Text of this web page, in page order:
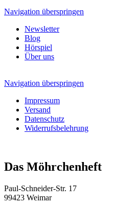
Navigation überspringen
Newsletter
Blog
Hörspiel
Über uns
Navigation überspringen
Impressum
Versand
Datenschutz
Widerrufsbelehrung
Das Möhrchenheft
Paul-Schneider-Str. 17
99423 Weimar